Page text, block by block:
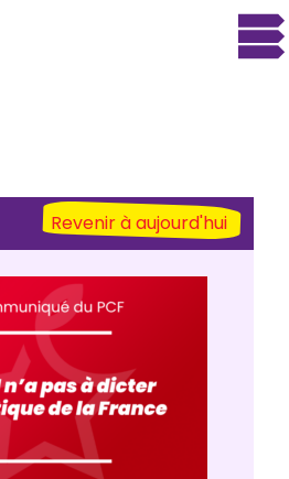
Revenir à aujourd'hui